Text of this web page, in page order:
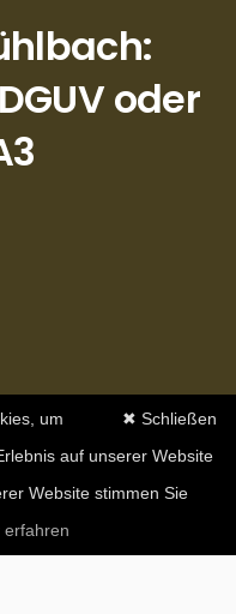
oder
✖ Schließen
um
auf unserer Website
Website stimmen Sie
erfahren